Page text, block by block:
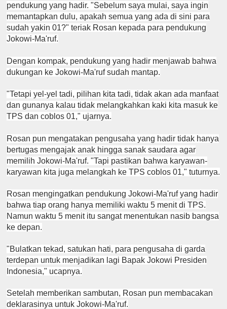
pendukung yang hadir. "Sebelum saya mulai, saya ingin
memantapkan dulu, apakah semua yang ada di sini para
sudah yakin 01?" teriak Rosan kepada para pendukung
Jokowi-Ma'ruf.
Dengan kompak, pendukung yang hadir menjawab bahwa
dukungan ke Jokowi-Ma'ruf sudah mantap.
"Tetapi yel-yel tadi, pilihan kita tadi, tidak akan ada manfaat
dan gunanya kalau tidak melangkahkan kaki kita masuk ke
TPS dan coblos 01," ujarnya.
Rosan pun mengatakan pengusaha yang hadir tidak hanya
bertugas mengajak anak hingga sanak saudara agar
memilih Jokowi-Ma'ruf. "Tapi pastikan bahwa karyawan-
karyawan kita juga melangkah ke TPS coblos 01," tuturnya.
Rosan mengingatkan pendukung Jokowi-Ma'ruf yang hadir
bahwa tiap orang hanya memiliki waktu 5 menit di TPS.
Namun waktu 5 menit itu sangat menentukan nasib bangsa
ke depan.
"Bulatkan tekad, satukan hati, para pengusaha di garda
terdepan untuk menjadikan lagi Bapak Jokowi Presiden
Indonesia," ucapnya.
Setelah memberikan sambutan, Rosan pun membacakan
deklarasinya untuk Jokowi-Ma'ruf.